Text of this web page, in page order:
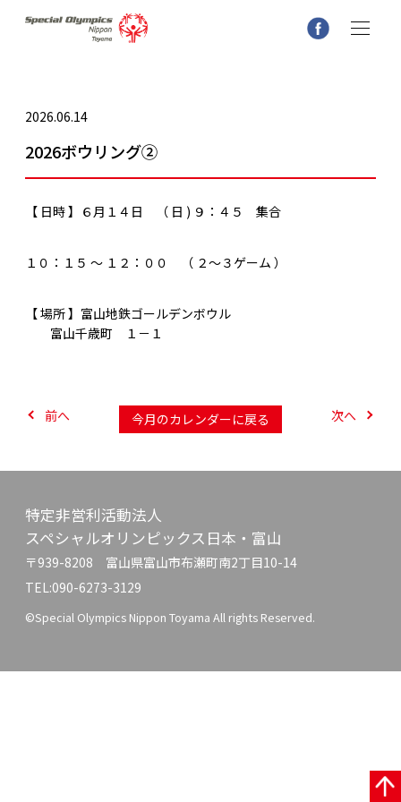
2026.06.14
2026ボウリング②
【 日時 】６月１４日 （ 日 ) ９：４５ 集合
１０：１５ ～ １２：００ （ ２～３ゲーム ）
【 場所 】富山地鉄ゴールデンボウル
富山千歳町 １－１
前へ 今月のカレンダーに戻る 次へ
特定非営利活動法人
スペシャルオリンピックス日本・富山
〒939-8208 富山県富山市布瀬町南2丁目10-14
TEL:090-6273-3129
©Special Olympics Nippon Toyama All rights Reserved.